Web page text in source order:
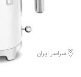
سراسر ایران